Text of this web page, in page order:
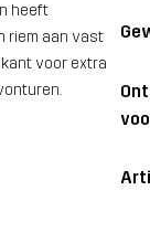
heeft
riem aan vast
voor extra